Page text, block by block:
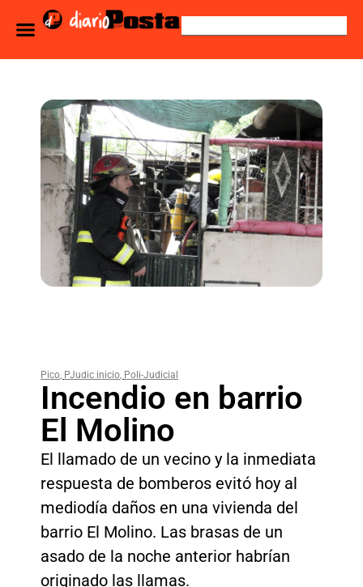
Pico, PJudic inicio, Poli-Judicial
Incendio en barrio
El Molino
El llamado de un vecino y la inmediata
respuesta de bomberos evitó hoy al
mediodía daños en una vivienda del
barrio El Molino. Las brasas de un
asado de la noche anterior habrían
originado las llamas.